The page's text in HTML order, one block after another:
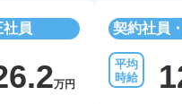
社員
万円
契約社員